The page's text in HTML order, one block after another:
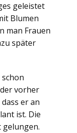
geleistet
Blumen
man Frauen
später
vorher
er an
ist. Die